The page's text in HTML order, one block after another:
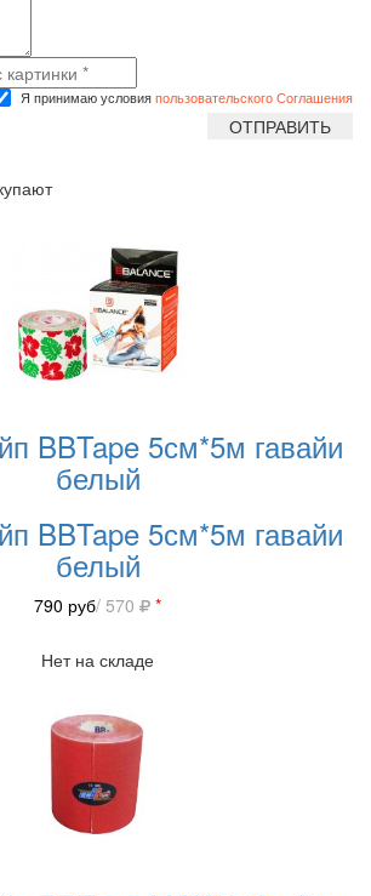
Я принимаю условияпользовательского Соглашения
BBTape 5см*5м гавайи
белый
BBTape 5см*5м гавайи
белый
790 руб/ 570 *
Нет на складе